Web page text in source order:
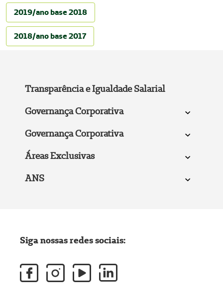
2019/ano base 2018
2018/ano base 2017
Transparência e Igualdade Salarial
Governança Corporativa
Governança Corporativa
Áreas Exclusivas
ANS
Siga nossas redes sociais: